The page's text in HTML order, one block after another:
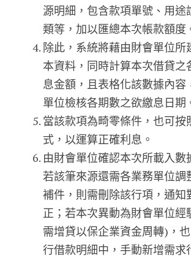
源明細，包含款項單號、用途
類等，加以匯總本次帳款額度
除此，系統將藉由財會單位所
本資料，同時計算本次借貸之
息金額，且表格化該數據內容
單位檢核各期數之欲繳息日期
當該款項為畸零條件，也可按
式，以運算正確利息。
由財會單位確認本次所載入數
若該筆來源還需各業務單位調
補件，則需刪除該行項，通知
正；若本次異動為財會單位經
需增貸以保企業資金周轉)，
行借款明細中，手動新增需求